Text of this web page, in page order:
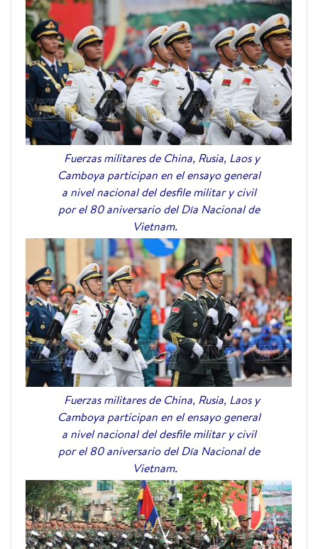
Fuerzas militares de China, Rusia, Laos y
Camboya participan en el ensayo general
a nivel nacional del desfile militar y civil
por el 80 aniversario del Día Nacional de
Vietnam.
Fuerzas militares de China, Rusia, Laos y
Camboya participan en el ensayo general
a nivel nacional del desfile militar y civil
por el 80 aniversario del Día Nacional de
Vietnam.